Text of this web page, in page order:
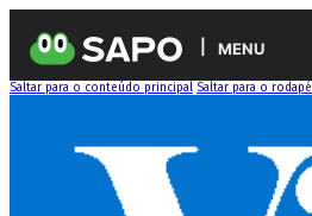
MENU
Saltar para o conteúdo principal Saltar para o rodapé